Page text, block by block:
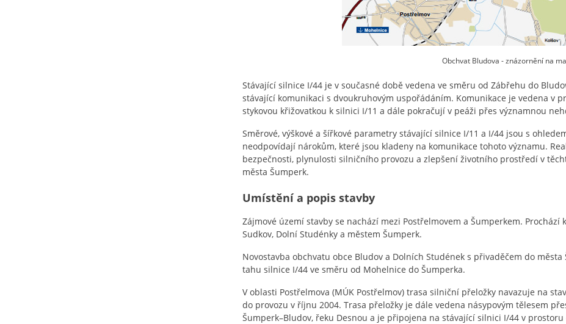
Obchvat Bludova - znázornění na
Stávající silnice I/44 je v současné době vedena ve směru od Zábřehu do
stávající komunikaci s dvoukruhovým uspořádáním. Komunikace je vedena v
stykovou křižovatkou k silnici I/11 a dále pokračují v peáži přes významnou
Směrové, výškové a šířkové parametry stávající silnice I/11 a I/44 jsou s
neodpovídají nárokům, které jsou kladeny na komunikace tohoto významu.
bezpečnosti, plynulosti silničního provozu a zlepšení životního prostředí v
města Šumperk.
Umístění a popis stavby
Zájmové území stavby se nachází mezi Postřelmovem a Šumperkem.
Sudkov, Dolní Studénky a městem Šumperk.
Novostavba obchvatu obce Bludov a Dolních Studének s přivaděčem do
tahu silnice I/44 ve směru od Mohelnice do Šumperka.
V oblasti Postřelmova (MÚK Postřelmov) trasa silniční přeložky navazuje na
do provozu v říjnu 2004. Trasa přeložky je dále vedena násypovým tělesem
Šumperk–Bludov, řeku Desnou a je připojena na stávající silnici I/44 v